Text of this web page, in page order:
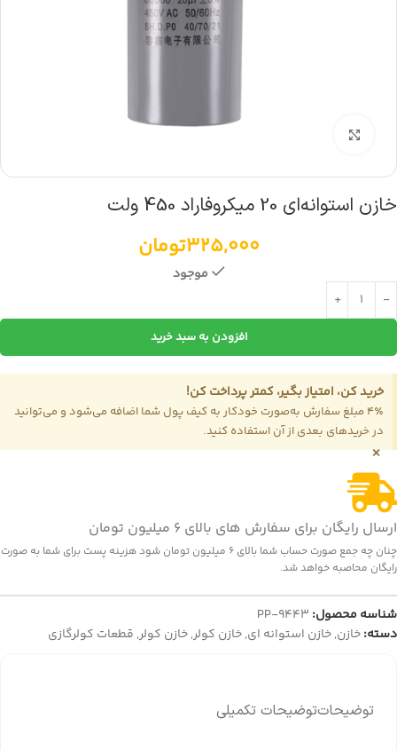
خازن استوانه‌ای 20 میکروفاراد 450 ولت
325,000تومان
موجود
افزودن به سبد خرید
خرید کن، امتیاز بگیر، کمتر پرداخت کن!
4٪ مبلغ سفارش به‌صورت خودکار به کیف پول شما اضافه می‌شود و می‌توانید
در خریدهای بعدی از آن استفاده کنید.
×
ارسال رایگان برای سفارش های بالای 6 میلیون تومان
چنان چه جمع صورت حساب شما بالای 6 میلیون تومان شود هزینه پست برای شما به صورت
رایگان محاصبه خواهد شد.
شناسه محصول: PP-9443
دسته:خازن,خازن استوانه ای,خازن کولر,خازن کولر, قطعات کولرگازی
توضیحاتتوضیحات تکمیلی